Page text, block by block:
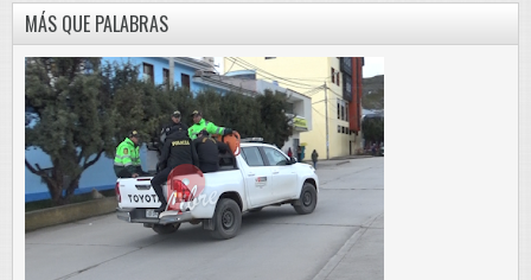
MÁS QUE PALABRAS